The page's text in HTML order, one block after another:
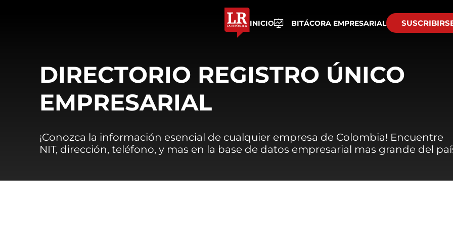
INICIO BITÁCORA EMPRESARIAL
DIRECTORIO REGISTRO ÚNICO
EMPRESARIAL
¡Conozca la información esencial de cualquier empresa de Colombia! Encuentre
NIT, dirección, teléfono, y mas en la base de datos empresarial mas grande del